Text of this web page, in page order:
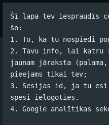
Šī lapa tev iespraudīs
šo:
1. To, ka tu nospiedi
2. Tavu info, lai katru
jaunam jāraksta
pieejams tikai tev;
3. Sesijas id, ja tu esi
spēsi ielogoties.
4. Google analītikas
Acis veras
Jānis Rubļevskis (koko) /
komentāri